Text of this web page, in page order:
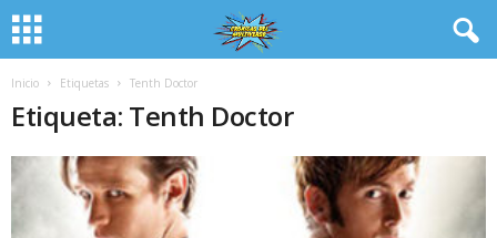
Inicio Etiquetas Tenth Doctor
Etiqueta: Tenth Doctor